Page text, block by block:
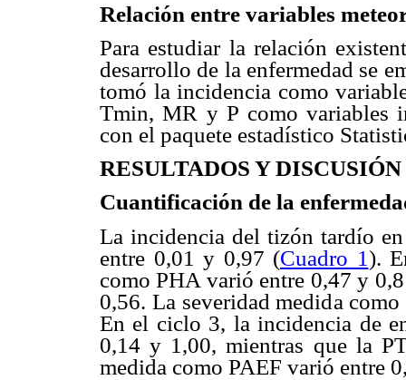
Relación entre variables
Para estudiar la relación
desarrollo de la enfermedad se
tomó la incidencia como
Tmin, MR y P como variables
con el paquete estadístico
RESULTADOS Y DISCUSIÓN
Cuantificación de la
La incidencia del tizón tardío
entre 0,01 y 0,97 (Cuadro 1).
como PHA varió entre 0,47 y
0,56. La severidad medida
En el ciclo 3, la incidencia de
0,14 y 1,00, mientras que la
medida como PAEF varió entre